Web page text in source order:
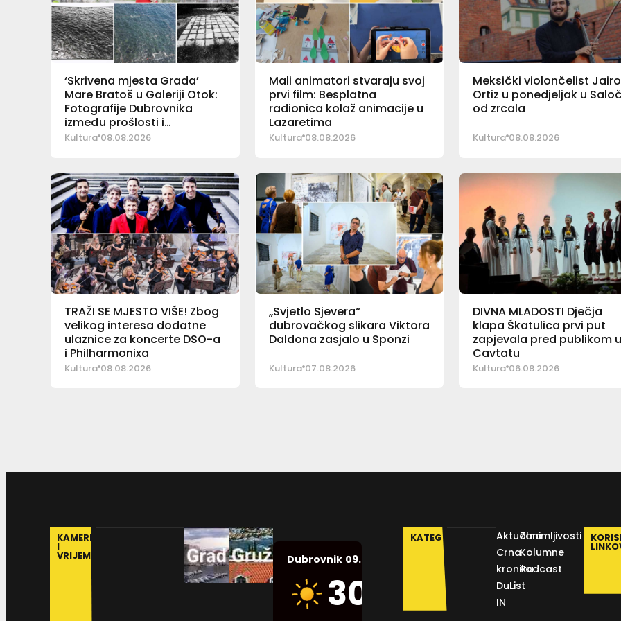
‘Skrivena mjesta Grada’
Mare Bratoš u Galeriji Otok:
Fotografije Dubrovnika
između prošlosti i
sadašnjosti
Kultura 08.08.2026
Mali animatori stvaraju svoj
prvi film: Besplatna
radionica kolaž animacije u
Lazaretima
Kultura 08.08.2026
Meksički violončelist Jairo
Ortiz u ponedjeljak u
od zrcala
Kultura 08.08.2026
TRAŽI SE MJESTO VIŠE! Zbog
velikog interesa dodatne
ulaznice za koncerte DSO-a
i Philharmonixa
Kultura 08.08.2026
„Svjetlo Sjevera“
dubrovačkog slikara Viktora
Daldona zasjalo u Sponzi
Kultura 07.08.2026
DIVNA MLADOSTI Dječja
klapa Škatulica prvi put
zapjevala pred publikom
Cavtatu
Kultura 06.08.2026
KAMERE
I
VRIJEME Dubrovnik 09.08.2026.
30
Humidity:
KATEGORIJE
Aktualno
Crna
kronika
DuList
IN
Zanimljivosti
Kolumne
Podcast